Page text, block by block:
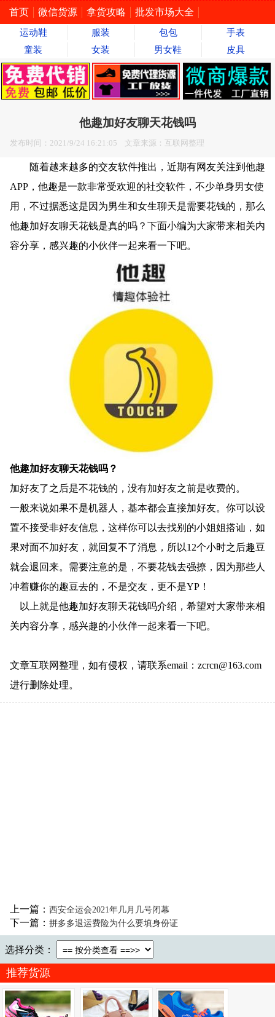
首页 微信货源 拿货攻略 批发市场大全
运动鞋 服装 包包
手表
童装
女装 男女鞋 皮具
他趣加好友聊天花钱吗
发布时间：2021/9/24 16:21:05 文章来源：互联网整理
随着越来越多的交友软件推出，近期有网友关注到他趣
APP，他趣是一款非常受欢迎的社交软件，不少单身男女使
用，不过据悉这是因为男生和女生聊天是需要花钱的，那么
他趣加好友聊天花钱是真的吗？下面小编为大家带来相关内
容分享，感兴趣的小伙伴一起来看一下吧。
他趣加好友聊天花钱吗？
加好友了之后是不花钱的，没有加好友之前是收费的。
一般来说如果不是机器人，基本都会直接加好友。你可以设
置不接受非好友信息，这样你可以去找别的小姐姐搭讪，如
果对面不加好友，就回复不了消息，所以12个小时之后趣豆
就会退回来。需要注意的是，不要花钱去强撩，因为那些人
冲着赚你的趣豆去的，不是交友，更不是YP！
以上就是他趣加好友聊天花钱吗介绍，希望对大家带来相
关内容分享，感兴趣的小伙伴一起来看一下吧。
文章互联网整理，如有侵权，请联系email：zcrcn@163.com
进行删除处理。
上一篇： 西安全运会2021年几月几号闭幕
下一篇： 拼多多退运费险为什么要填身份证
选择分类：
推荐货源